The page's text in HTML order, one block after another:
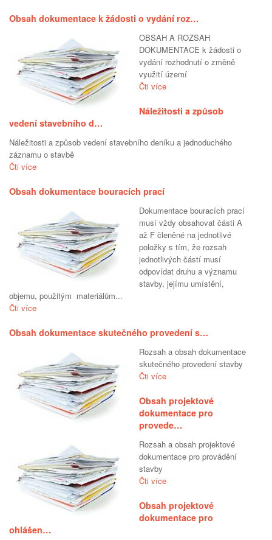
Obsah dokumentace k žádosti o vydání roz…
OBSAH A ROZSAH
DOKUMENTACE k žádosti o
vydání rozhodnutí o změně
využití území
Čti více
Náležitosti a způsob
vedení stavebního d…
Náležitosti a způsob vedení stavebního deníku a jednoduchého
záznamu o stavbě
Čti více
Obsah dokumentace bouracích prací
Dokumentace bouracích prací
musí vždy obsahovat části A
až F členěné na jednotlivé
položky s tím, že rozsah
jednotlivých částí musí
odpovídat druhu a významu
stavby, jejímu umístění,
objemu, použitým materiálům...
Čti více
Obsah dokumentace skutečného provedení s…
Rozsah a obsah dokumentace
skutečného provedení stavby
Čti více
Obsah projektové
dokumentace pro
provede…
Rozsah a obsah projektové
dokumentace pro provádění
stavby
Čti více
Obsah projektové
dokumentace pro
ohlášen…